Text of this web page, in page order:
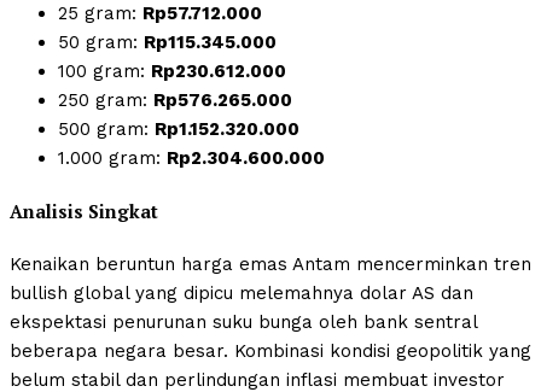
25 gram: Rp57.712.000
50 gram: Rp115.345.000
100 gram: Rp230.612.000
250 gram: Rp576.265.000
500 gram: Rp1.152.320.000
1.000 gram: Rp2.304.600.000
Analisis Singkat
Kenaikan beruntun harga emas Antam mencerminkan tren
bullish global yang dipicu melemahnya dolar AS dan
ekspektasi penurunan suku bunga oleh bank sentral
beberapa negara besar. Kombinasi kondisi geopolitik yang
belum stabil dan perlindungan inflasi membuat investor